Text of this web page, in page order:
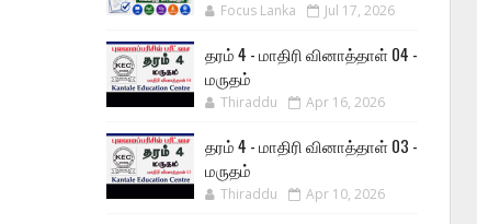
Focus Lanka Jul 17, 2026
தரம் 4 - மாதிரி வினாத்தாள் 04 -
மருதம்
Thiraddu Apr 16, 2026
தரம் 4 - மாதிரி வினாத்தாள் 03 -
மருதம்
Thiraddu Apr 10, 2026